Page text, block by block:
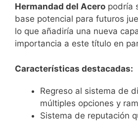
Hermandad del Acero podría
base potencial para futuros
lo que añadiría una nueva
importancia a este título en
Características destacadas:
Regreso al sistema de
múltiples opciones y
Sistema de reputación